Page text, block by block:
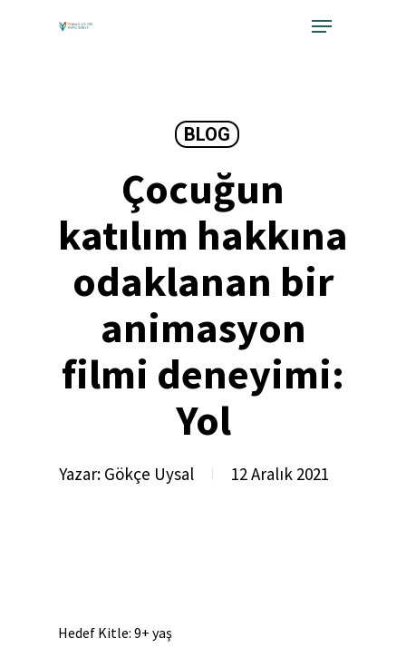
Menu
BLOG
Çocuğun
katılım hakkına
odaklanan bir
animasyon
filmi deneyimi:
Yol
Yazar: Gökçe Uysal 12 Aralık 2021
Hedef Kitle: 9+ yaş